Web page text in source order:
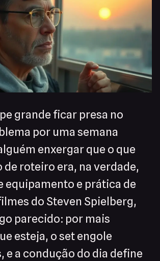
grande ficar presa no
por uma semana
enxergar que o que
de roteiro era, na verdade,
equipamento e prática de
do Steven Spielberg,
parecido: por mais
esteja, o set engole
e a condução do dia define